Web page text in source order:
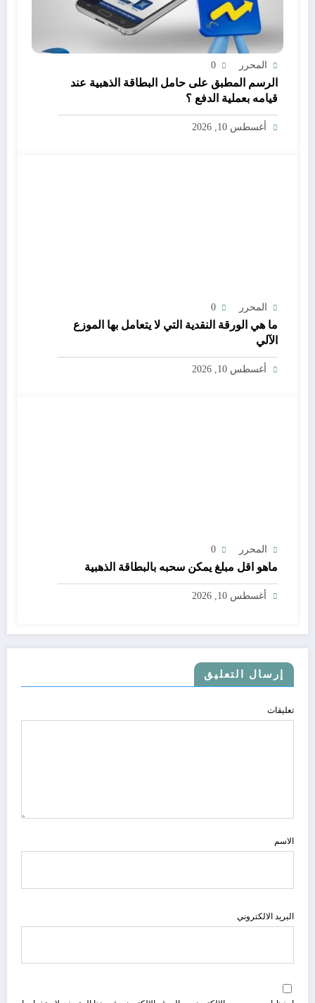
المحرر 0
الرسم المطبق على حامل البطاقة الذهبية عند
قيامه بعملية الدفع ؟
أغسطس 10, 2026
المحرر 0
ما هي الورقة النقدية التي لا يتعامل بها الموزع
الآلي
أغسطس 10, 2026
المحرر 0
ماهو اقل مبلغ يمكن سحبه بالبطاقة الذهبية
أغسطس 10, 2026
إرسال التعليق
تعليقات
الاسم
البريد الالكتروني